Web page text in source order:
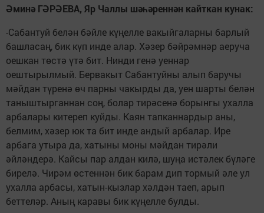
Әминә ГӘРӘЕВА, Яр Чаллы шәһәреннән кайткан кунак:
-Сабантуй белән бәйле күңелле вакыйгаларны барлый
башласаң, бик күп инде алар. Хәзер бәйрәмнәр аеруча
оешкан төстә үтә бит. Нинди генә уеннар
оештырылмый. Бервакыт Сабантуйны алып баручы
мәйдан түренә өч парны чакырды да, уен шарты белән
таныштырганнан соң, болар тирәсенә борынгы ухалла
арбалары китереп куйды. Каян тапканнардыр аны,
белмим, хәзер юк та бит инде андый арбалар. Ире
арбага утыра да, хатыны моны мәйдан тирәли
әйләндерә. Кайсы пар алдан килә, шуңа истәлек бүләге
бирелә. Чирәм өстеннән бик барам дип тормый әле ул
ухалла арбасы, хатын-кызлар хәлдән таеп, арып
беттеләр. Аның каравы бик күңелле булды.